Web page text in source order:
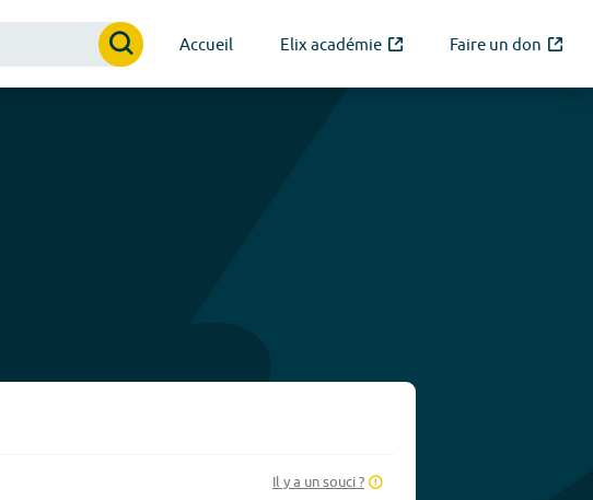
Accueil Elix académie Faire un don
Il y a un souci ?